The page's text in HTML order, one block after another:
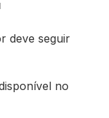
deve seguir
no